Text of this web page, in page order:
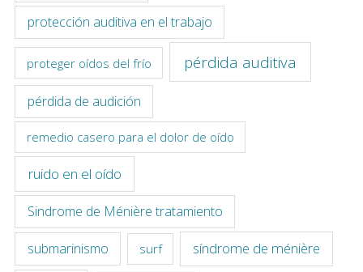
protección auditiva en el trabajo
proteger oídos del frío pérdida auditiva
pérdida de audición
remedio casero para el dolor de oído
ruido en el oído
Sindrome de Ménière tratamiento
submarinismo surf síndrome de ménière